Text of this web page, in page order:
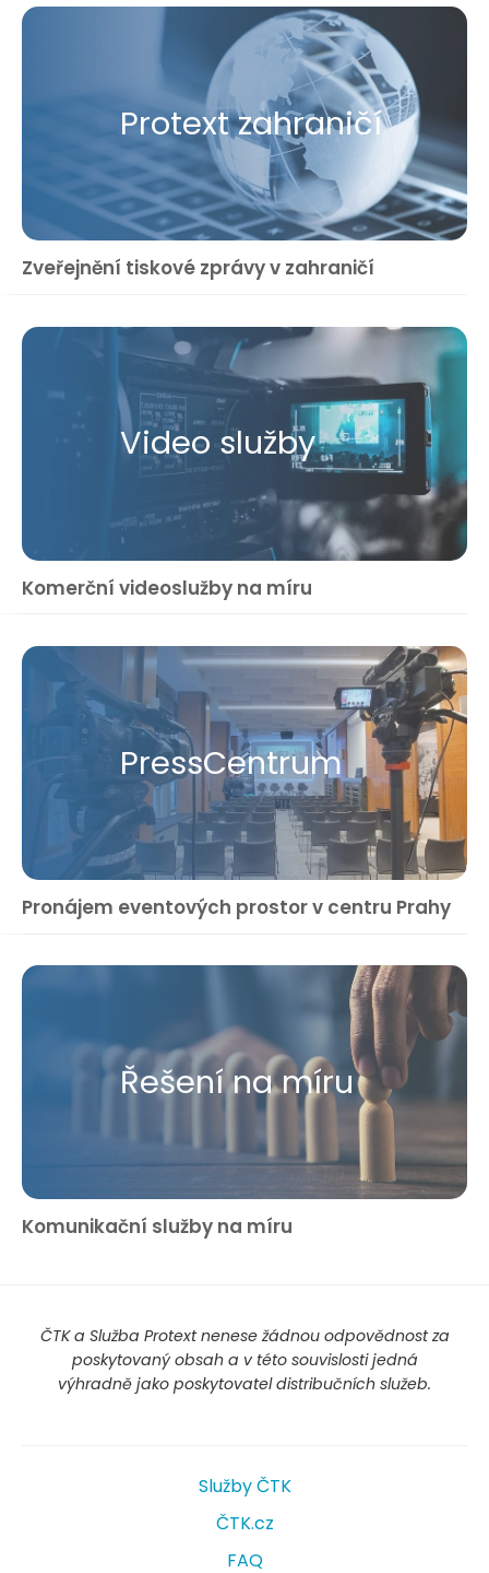
Protext zahraničí
Zveřejnění tiskové zprávy v zahraničí
Video služby
Komerční videoslužby na míru
Press​Centrum
Pronájem eventových prostor v centru Prahy
Řešení na míru
Komunikační služby na míru
ČTK a Služba Protext nenese žádnou odpovědnost za
poskytovaný obsah a v této souvislosti jedná
výhradně jako poskytovatel distribučních služeb.
Služby ČTK
ČTK.cz
FAQ